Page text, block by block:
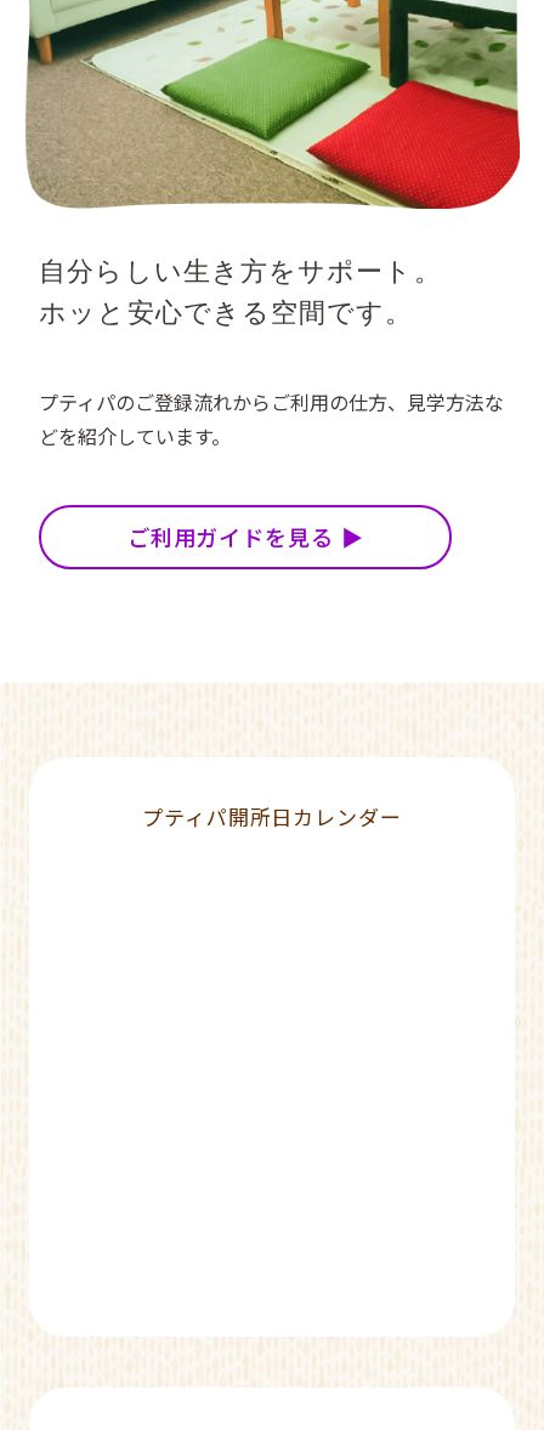
自分らしい生き方をサポート。
ホッと安心できる空間です。
プティパのご登録流れからご利用の仕方、見学方法な
どを紹介しています。
ご利用ガイドを見る
プティパ開所日カレンダー